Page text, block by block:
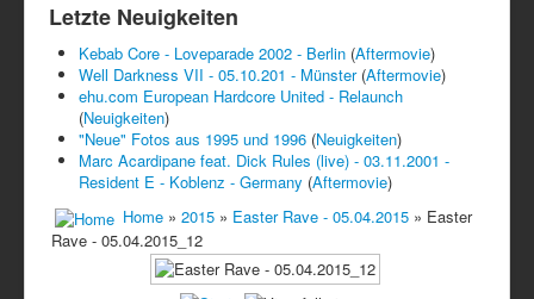
Letzte Neuigkeiten
Kebab Core - Loveparade 2002 - Berlin (Aftermovie)
Well Darkness VII - 05.10.201 - Münster (Aftermovie)
ehu.com European Hardcore United - Relaunch
(Neuigkeiten)
"Neue" Fotos aus 1995 und 1996 (Neuigkeiten)
Marc Acardipane feat. Dick Rules (live) - 03.11.2001 -
Resident E - Koblenz - Germany (Aftermovie)
Home » 2015 » Easter Rave - 05.04.2015 » Easter
Rave - 05.04.2015_12